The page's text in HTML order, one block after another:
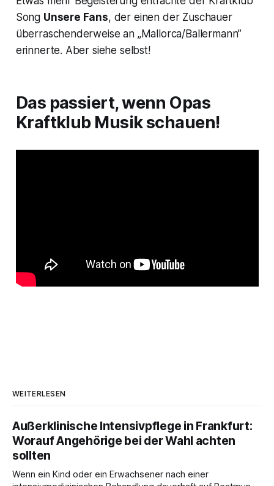
Song Unsere Fans, der einen der Zuschauer
überraschenderweise an „Mallorca/Ballermann”
erinnerte. Aber siehe selbst!
Das passiert, wenn Opas
Kraftklub Musik schauen!
WEITERLESEN
Außerklinische Intensivpflege in Frankfurt:
Worauf Angehörige bei der Wahl achten
sollten
Wenn ein Kind oder ein Erwachsener nach einer